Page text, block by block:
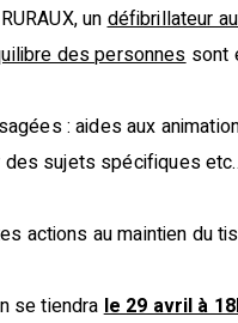
undéfibrillateur
des personnessont
: aides aux
sujets spécifiques
actions au maintien du
se tiendrale 29 avril à